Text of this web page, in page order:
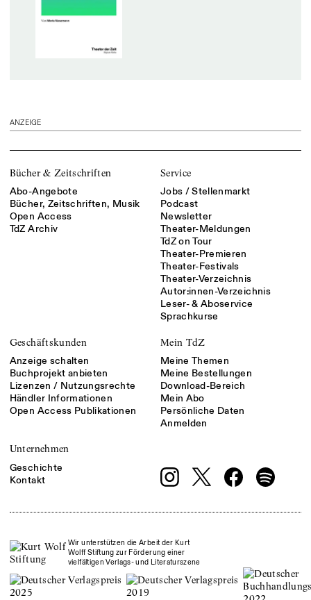
ANZEIGE
Bücher & Zeitschriften
Abo-Angebote
Bücher, Zeitschriften, Musik
Open Access
TdZ Archiv
Service
Jobs / Stellenmarkt
Podcast
Newsletter
Theater-Meldungen
TdZ on Tour
Theater-Premieren
Theater-Festivals
Theater-Verzeichnis
Autor:innen-Verzeichnis
Leser- & Aboservice
Sprachkurse
Geschäftskunden
Anzeige schalten
Buchprojekt anbieten
Lizenzen / Nutzungsrechte
Händler Informationen
Open Access Publikationen
Mein TdZ
Meine Themen
Meine Bestellungen
Download-Bereich
Mein Abo
Persönliche Daten
Anmelden
Unternehmen
Geschichte
Kontakt
Wir unterstützen die Arbeit der Kurt
Wolff Stiftung zur Förderung einer
vielfältigen Verlags- und Literaturszene